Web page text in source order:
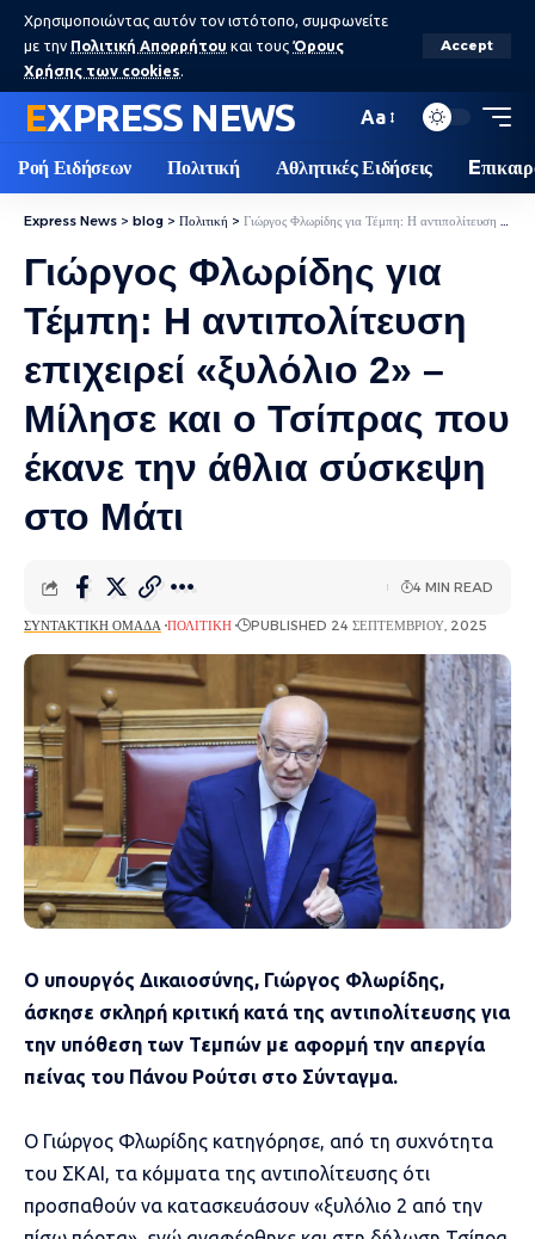
Χρησιμοποιώντας αυτόν τον ιστότοπο, συμφωνείτε
με την Πολιτική Απορρήτου και τους Όρους
Χρήσης των cookies.
Accept
EXPRESS NEWS Aa
Ροή Ειδήσεων Πολιτική Αθλητικές Ειδήσεις
Express News > blog > Πολιτική > Γιώργος Φλωρίδης για Τέμπη: Η αντιπολίτευση επιχειρεί «ξυλόλιο 2» – Μίλησε και ο Τσίπρας που έκανε την άθλια σύσκεψη στο Μάτι
Γιώργος Φλωρίδης για
Τέμπη: Η αντιπολίτευση
επιχειρεί «ξυλόλιο 2» –
Μίλησε και ο Τσίπρας που
έκανε την άθλια σύσκεψη
στο Μάτι
ΣΥΝΤΑΚΤΙΚΉ ΟΜΆΔΑ ΠΟΛΙΤΙΚΉ PUBLISHED 24 ΣΕΠΤΕΜΒΡΊΟΥ, 2025
4 MIN READ
Ο υπουργός Δικαιοσύνης, Γιώργος Φλωρίδης,
άσκησε σκληρή κριτική κατά της αντιπολίτευσης για
την υπόθεση των Τεμπών με αφορμή την απεργία
πείνας του Πάνου Ρούτσι στο Σύνταγμα.
Ο Γιώργος Φλωρίδης κατηγόρησε, από τη συχνότητα
του ΣΚΑΙ, τα κόμματα της αντιπολίτευσης ότι
προσπαθούν να κατασκευάσουν «ξυλόλιο 2 από την